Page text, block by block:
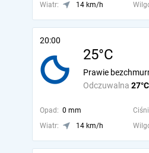
Wiatr:
14 km/h
20:00
25°C
Odczuwalna 27°C
Prawie
Opad: 0 mm
Wiatr:
14 km/h